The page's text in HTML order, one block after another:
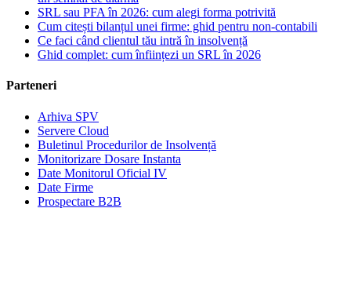
SRL sau PFA în 2026: cum alegi forma potrivită
Cum citești bilanțul unei firme: ghid pentru non-contabili
Ce faci când clientul tău intră în insolvență
Ghid complet: cum înființezi un SRL în 2026
Parteneri
Arhiva SPV
Servere Cloud
Buletinul Procedurilor de Insolvență
Monitorizare Dosare Instanta
Date Monitorul Oficial IV
Date Firme
Prospectare B2B